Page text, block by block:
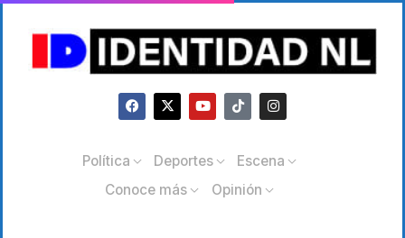
Política Deportes
Escena
Conoce más
Opinión